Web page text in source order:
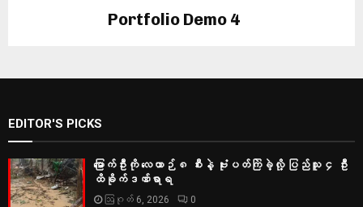
Portfolio Demo 4
EDITOR'S PICKS
မြောက်ဦးကို လေယာဉ် ၈ စီးနဲ့ ဗုံးပတ်ကြဲခဲ့လို့ ပြည်သူ ၄ ဦး
ထိခိုက်ဒဏ်ရာရ
ဩဂုတ် 6, 2026 0